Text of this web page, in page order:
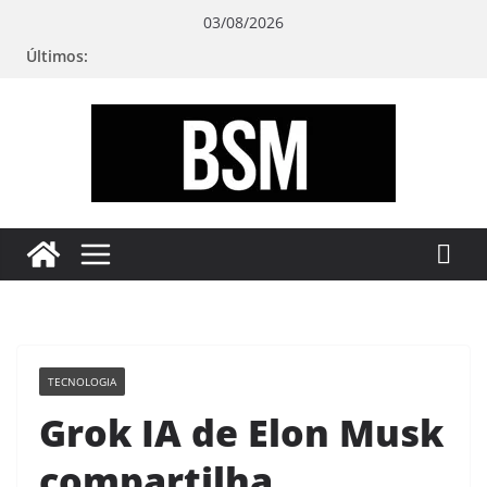
03/08/2026
Últimos:
sua
Mente
TECNOLOGIA
Grok IA de Elon Musk